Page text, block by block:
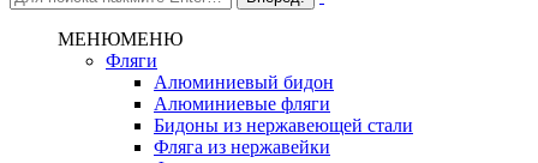
МЕНЮМЕНЮ
Фляги
Алюминиевый бидон
Алюминиевые фляги
Бидоны из нержавеющей стали
Фляга из нержавейки